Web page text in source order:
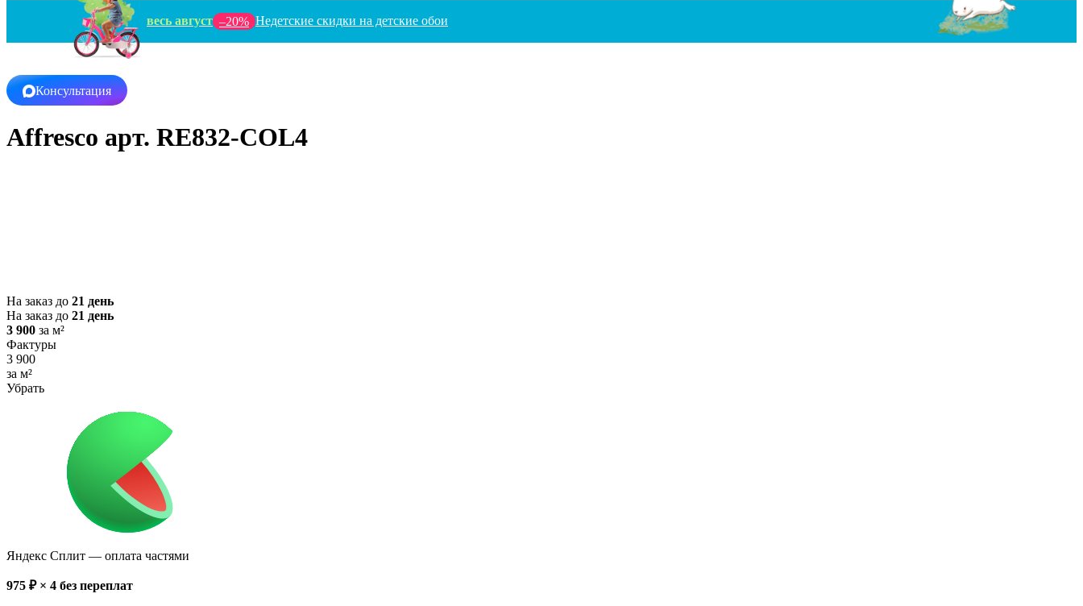
весь август –20% Недетские скидки на детские обои
Консультация
Affresco арт. RE832-COL4
На заказ до 21 день
На заказ до 21 день
3 900 за м²
Фактуры
3 900
за м²
Убрать
Яндекс Сплит — оплата частями
975 ₽ × 4 без переплат